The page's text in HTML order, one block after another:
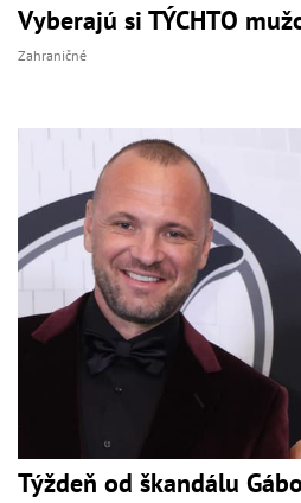
Vyberajú si TÝCHTO
Zahraničné
Týždeň od škandálu